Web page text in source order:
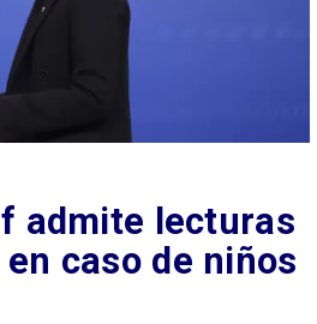
admite lecturas
caso de niños